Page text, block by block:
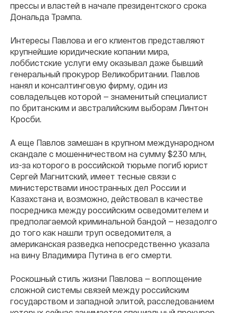
прессы и властей в начале президентского срока
Дональда Трампа.
Интересы Павлова и его клиентов представляют
крупнейшие юридические копании мира,
лоббистские услуги ему оказывал даже бывший
генеральный прокурор Великобритании. Павлов
нанял и консалтинговую фирму, один из
совладельцев которой — знаменитый специалист
по британским и австралийским выборам Линтон
Кросби.
А еще Павлов замешан в крупном международном
скандале с мошенничеством на сумму $230 млн,
из-за которого в российской тюрьме погиб юрист
Сергей Магнитский, имеет тесные связи с
министерствами иностранных дел России и
Казахстана и, возможно, действовал в качестве
посредника между российским осведомителем и
предполагаемой криминальной бандой — незадолго
до того как нашли труп осведомителя, а
американская разведка непосредственно указала
на вину Владимира Путина в его смерти.
Роскошный стиль жизни Павлова — воплощение
сложной системы связей между российским
государством и западной элитой, расследованием